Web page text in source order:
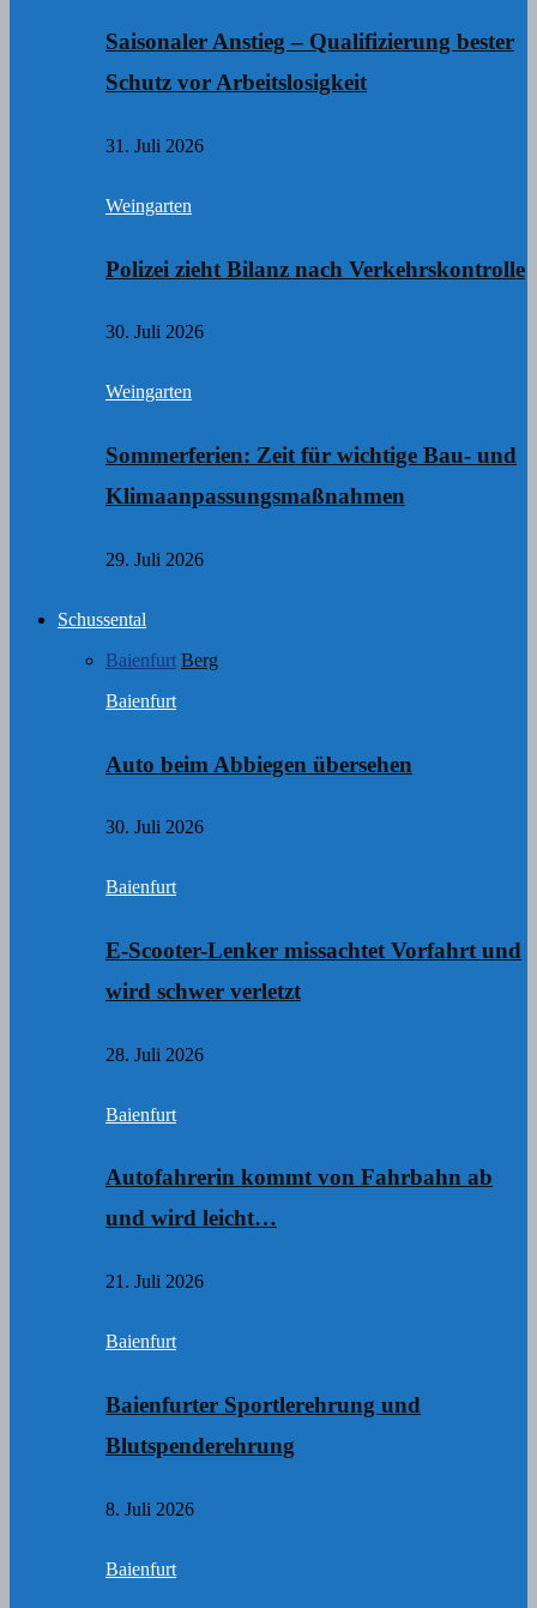
Saisonaler Anstieg – Qualifizierung bester
Schutz vor Arbeitslosigkeit
31. Juli 2026
Weingarten
Polizei zieht Bilanz nach Verkehrskontrolle
30. Juli 2026
Weingarten
Sommerferien: Zeit für wichtige Bau- und
Klimaanpassungsmaßnahmen
29. Juli 2026
Schussental
Baienfurt Berg
Baienfurt
Auto beim Abbiegen übersehen
30. Juli 2026
Baienfurt
E-Scooter-Lenker missachtet Vorfahrt und
wird schwer verletzt
28. Juli 2026
Baienfurt
Autofahrerin kommt von Fahrbahn ab
und wird leicht…
21. Juli 2026
Baienfurt
Baienfurter Sportlerehrung und
Blutspenderehrung
8. Juli 2026
Baienfurt